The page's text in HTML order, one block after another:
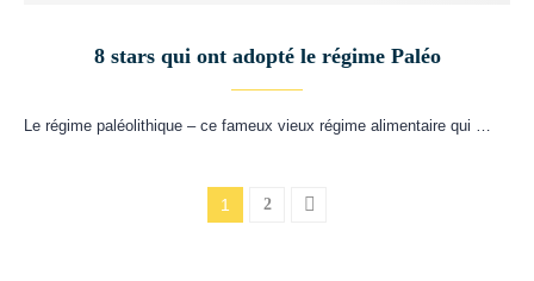
8 stars qui ont adopté le régime Paléo
Le régime paléolithique – ce fameux vieux régime alimentaire qui …
1 2